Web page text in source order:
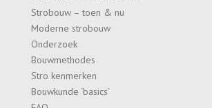
Strobouw – toen & nu
Moderne strobouw
Onderzoek
Bouwmethodes
Stro kenmerken
Bouwkunde ‘basics’